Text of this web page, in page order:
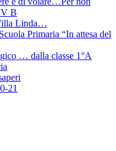
B
Linda…
Primaria “In attesa del
… dalla classe 1°A
21